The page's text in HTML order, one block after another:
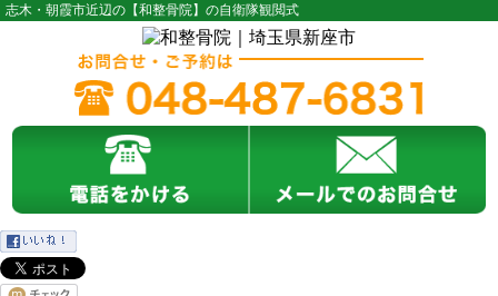
志木・朝霞市近辺の【和整骨院】の自衛隊観閲式